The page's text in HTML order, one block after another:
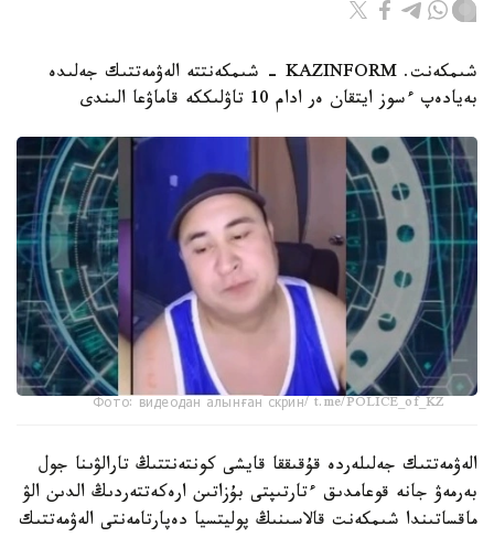
شىمكەنت. KAZINFORM - شىمكەنتتە الەۋمەتتىك جەلىدە
بەيادەپ ءسوز ايتقان ەر ادام 10 تاۋلىككە قاماۋعا الىندى
Фото: видеодан алынған скрин/ t.me/POLICE_of_KZ
الەۋمەتتىك جەلىلەردە قۇقىققا قايشى كونتەنتتىڭ تارالۋىنا جول
بەرمەۋ جانە قوعامدىق ءتارتىپتى بۇزاتىن ارەكەتتەردىڭ الدىن الۋ
ماقساتىندا شىمكەنت قالاسىنىڭ پوليتسيا دەپارتامەنتى الەۋمەتتىك